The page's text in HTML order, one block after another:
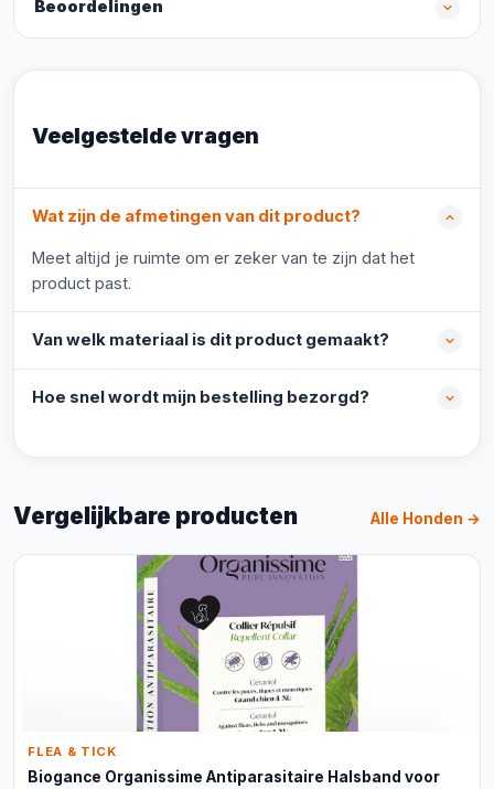
Beoordelingen
Veelgestelde vragen
Wat zijn de afmetingen van dit product?
Meet altijd je ruimte om er zeker van te zijn dat het
product past.
Van welk materiaal is dit product gemaakt?
Hoe snel wordt mijn bestelling bezorgd?
Vergelijkbare producten Alle Honden →
FLEA & TICK
Biogance Organissime Antiparasitaire Halsband voor